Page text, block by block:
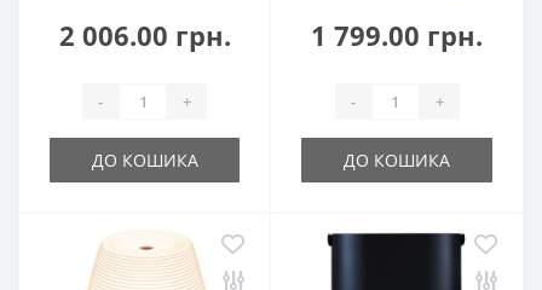
2 006.00 грн.
- +
ДО КОШИКА
1 799.00 грн.
- +
ДО КОШИКА